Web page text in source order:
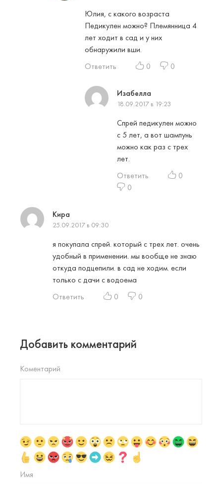
Юлия, с какого возраста
Педикулен можно? Племянница 4
лет ходит в сад и у них
обнаружили вши.
Ответить
0 0
Изабелла
18.09.2017 в 19:23
Спрей педикулен можно
с 5 лет, а вот шампунь
можно как раз с трех
лет.
Ответить
0
0
Кира
25.09.2017 в 09:30
я покупала спрей. который с трех лет. очень
удобный в применении. мы вообще не знаю
откуда подцепили. в сад не ходим. если
только с дачи с водоема
Ответить
0 0
Добавить комментарий
Коментарий
Имя